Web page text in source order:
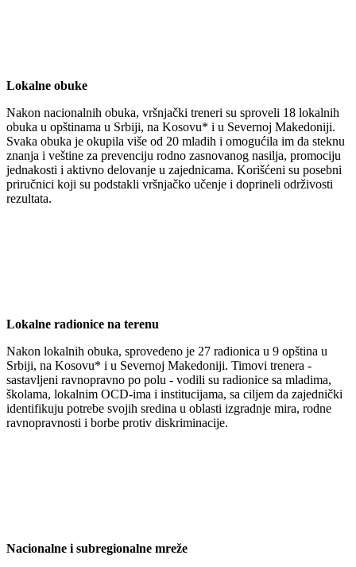
Lokalne obuke
Nakon nacionalnih obuka, vršnjački treneri su sproveli 18 lokalnih
obuka u opštinama u Srbiji, na Kosovu* i u Severnoj Makedoniji.
Svaka obuka je okupila više od 20 mladih i omogućila im da steknu
znanja i veštine za prevenciju rodno zasnovanog nasilja, promociju
jednakosti i aktivno delovanje u zajednicama. Korišćeni su posebni
priručnici koji su podstakli vršnjačko učenje i doprineli održivosti
rezultata.
Lokalne radionice na terenu
Nakon lokalnih obuka, sprovedeno je 27 radionica u 9 opština u
Srbiji, na Kosovu* i u Severnoj Makedoniji. Timovi trenera -
sastavljeni ravnopravno po polu - vodili su radionice sa mladima,
školama, lokalnim OCD-ima i institucijama, sa ciljem da zajednički
identifikuju potrebe svojih sredina u oblasti izgradnje mira, rodne
ravnopravnosti i borbe protiv diskriminacije.
Nacionalne i subregionalne mreže